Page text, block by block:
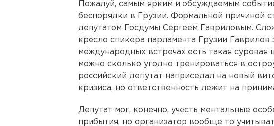
Пожалуй, самым ярким и обсуждаемым
беспорядки в Грузии. Формальной причиной
депутатом Госдумы Сергеем Гавриловым.
кресло спикера парламента Грузии
международных встречах есть такая суровая
можно сколько угодно тренироваться в
российский депутат наприседал на новый
кризиса, но ответственность лежит на
Депутат мог, конечно, учесть ментальные
прибытия, но организатор вообще то